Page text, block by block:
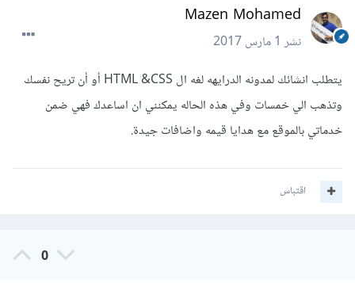
Mazen Mohamed
نشر1 مارس 2017
يتطلب انشائك لمدونه الدرايهه لغه ال HTML &CSS أو أن تريح نفسك
وتذهب الي خمسات وفي هذه الحاله يمكنني ان اساعدك فهي ضمن
خدماتي بالموقع مع هدايا قيمه واضافات جيدة.
اقتباس
0